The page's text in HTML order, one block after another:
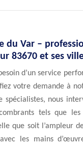
du Var –
83670 et ses
d’un service
votre demande à
spécialistes, nous
tels que
que soit l’ampleur
les mains